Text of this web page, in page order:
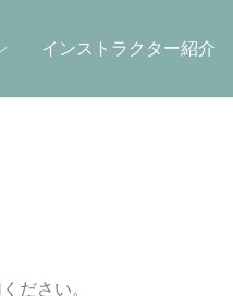
インストラクター紹介
ださい。